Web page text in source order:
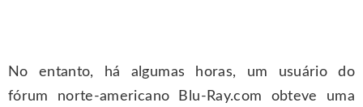
No entanto, há algumas horas, um usuário do
fórum norte-americano Blu-Ray.com obteve uma